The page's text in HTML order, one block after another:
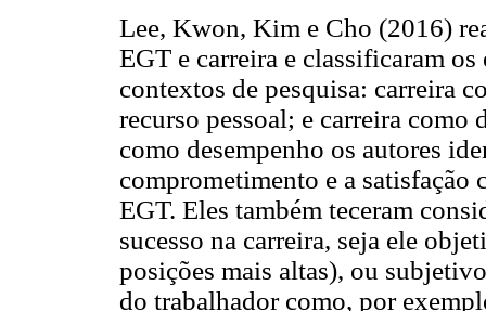
Lee, Kwon, Kim e Cho (2016)
EGT e carreira e classificaram
contextos de pesquisa: carreira
recurso pessoal; e carreira como
como desempenho os autores
comprometimento e a satisfação
EGT. Eles também teceram
sucesso na carreira, seja ele
posições mais altas), ou
do trabalhador como, por